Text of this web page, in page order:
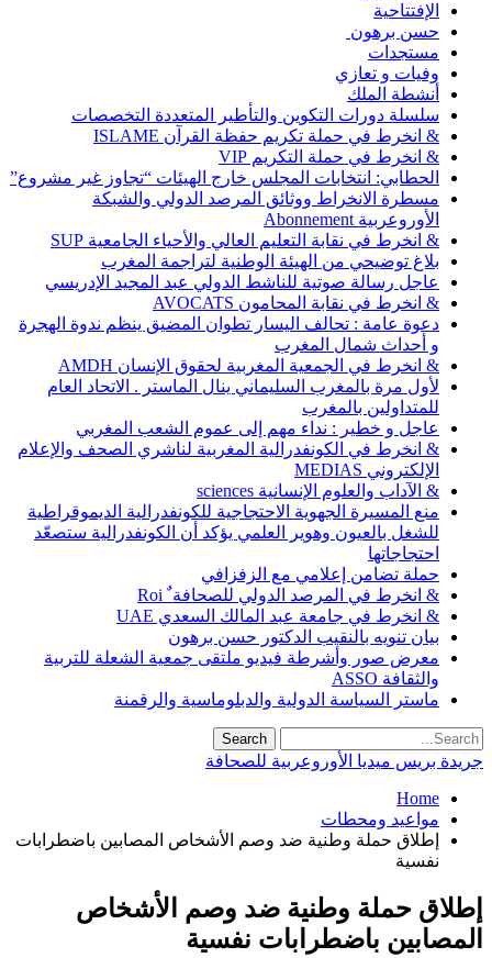
الإفتتاحية
حسن برهون
مستجدات
وفيات و تعازي
أنشطة الملك
سلسلة دورات التكوين والتأطير المتعددة التخصصات
& انخرط في حملة تكريم حفظة القرآن ISLAME
& انخرط في حملة التكريم VIP
الحطابي: انتخابات المجلس خارج الهيئات “تجاوز غير مشروع”
مسطرة الانخراط ووثائق المرصد الدولي والشبكة
الأوروعربية Abonnement
& انخرط في نقابة التعليم العالي والأحياء الجامعية SUP
بلاغ توضيحي من الهيئة الوطنية لتراجمة المغرب
عاجل رسالة صوتية للناشط الدولي عبد المجيد الإدريسي
& انخرط في نقابة المحامون AVOCATS
دعوة عامة : تحالف اليسار تطوان المضيق ينظم ندوة الهجرة
و أحداث شمال المغرب
& انخرط في الجمعية المغربية لحقوق الإنسان AMDH
لأول مرة بالمغرب السليماني ينال الماستر . الاتحاد العام
للمتداولين بالمغرب
عاجل و خطير : نداء مهم إلى عموم الشعب المغربي
& انخرط في الكونفدرالية المغربية لناشري الصحف والإعلام
الإلكتروني MEDIAS
& الآداب والعلوم الإنسانية sciences
منع المسيرة الجهوية الاحتجاجية للكونفدرالية الديموقراطية
للشغل بالعيون وهوير العلمي يؤكد أن الكونفدرالية ستصعّد
احتجاجاتها
حملة تضامن إعلامي مع الزفزافي
& انخرط في المرصد الدولي للصحافة ٌ Roi
& انخرط في جامعة عبد المالك السعدي UAE
بيان تنويه بالنقيب الدكتور حسن برهون
معرض صور وأشرطة فيديو ملتقى جمعية الشعلة للتربية
والثقافة ASSO
ماستر السياسة الدولية والدبلوماسية والرقمنة
جريدة بريس ميديا الأوروعربية للصحافة
Home
مواعيد ومحطات
إطلاق حملة وطنية ضد وصم الأشخاص المصابين باضطرابات
نفسية
إطلاق حملة وطنية ضد وصم الأشخاص
المصابين باضطرابات نفسية